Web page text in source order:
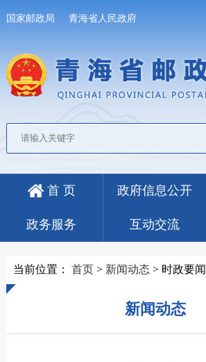
国家邮政局 青海省人民政府
首 页 政府信息公开
政务服务 互动交流
当前位置： 首页> 新闻动态> 时政要闻
新闻动态